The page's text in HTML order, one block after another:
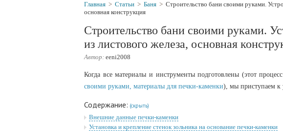
Главная > Статьи > Баня > Строительство бани своими руками.
основная конструкция
Строительство бани своими руками.
из листового железа, основная
Автор: eeni2008
Когда все материалы и инструменты подготовлены (этот
своими руками, материалы для печки-каменки), мы приступаем к
Содержание: (скрыть)
Внешние данные печки-каменки
Установка и крепление стенок зольника на основание печки-каменки